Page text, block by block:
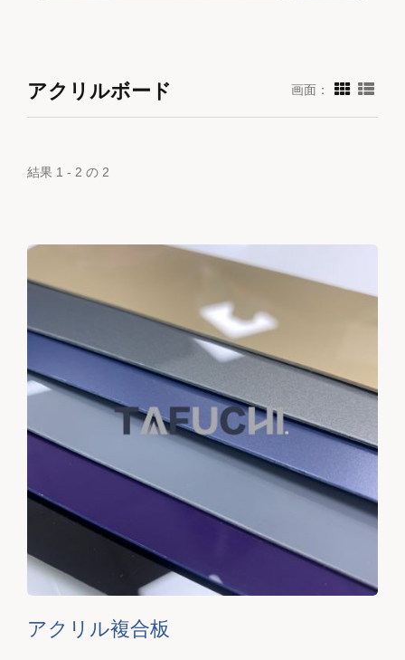
アクリルボード 画面：
結果 1 - 2 の 2
アクリル複合板